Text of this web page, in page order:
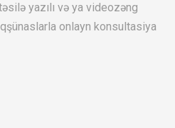
yazılı və ya videozəng
onlayn konsultasiya